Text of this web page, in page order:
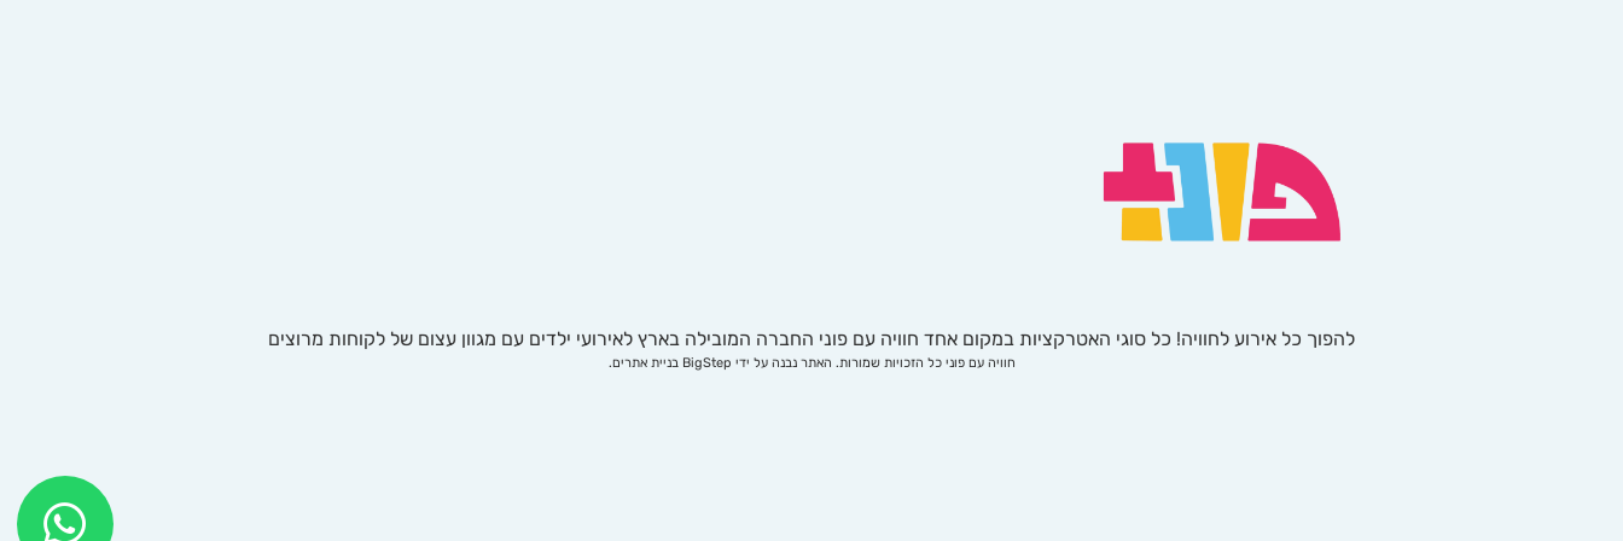
להפוך כל אירוע לחוויה! כל סוגי האטרקציות במקום אחד חוויה עם פוני החברה המובילה בארץ לאירועי ילדים עם מגוון עצום של לקוחות מרוצים
חוויה עם פוני כל הזכויות שמורות. האתר נבנה על ידי BigStep בניית אתרים.